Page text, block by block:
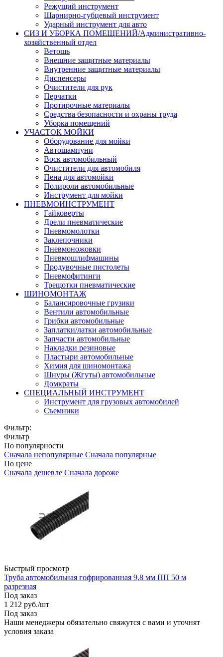
Режущий инструмент
Шарнирно-губцевый инструмент
Ударный инструмент для авто
СИЗ И УБОРКА ПОМЕЩЕНИЙ/Административно-
хозяйственный отдел
Ветошь
Внешние защитные материалы
Внутренние защитные материалы
Диспенсеры
Очистители для рук
Перчатки
Протирочные материалы
Средства безопасности и охраны труда
Уборка помещений
УЧАСТОК МОЙКИ
Оборудование для мойки
Автошампуни
Воск автомобильный
Очистители для автомобиля
Пена для автомойки
Полироли автомобильные
Инструмент для мойки
ПНЕВМОИНСТРУМЕНТ
Гайковерты
Дрели пневматические
Пневмомолотки
Заклепочники
Пневмоножовки
Пневмошлифмашины
Продувочные пистолеты
Пневмофитинги
Трещотки пневматические
ШИНОМОНТАЖ
Балансировочные грузики
Вентили автомобильные
Грибки автомобильные
Заплатки/латки автомобильные
Запчасти автомобильные
Накладки резиновые
Пластыри автомобильные
Химия для шиномонтажа
Шнуры (Жгуты) автомобильные
Домкраты
СПЕЦИАЛЬНЫЙ ИНСТРУМЕНТ
Инструмент для грузовых автомобилей
Съемники
Фильтр:
Фильтр
По популярности
Сначала непопулярные Сначала популярные
По цене
Сначала дешевле Сначала дороже
Быстрый просмотр
Труба автомобильная гофрированная 9,8 мм ПП 50 м
разрезная
Под заказ
1 212 руб./шт
Под заказ
Наши менеджеры обязательно свяжутся с вами и уточнят
условия заказа